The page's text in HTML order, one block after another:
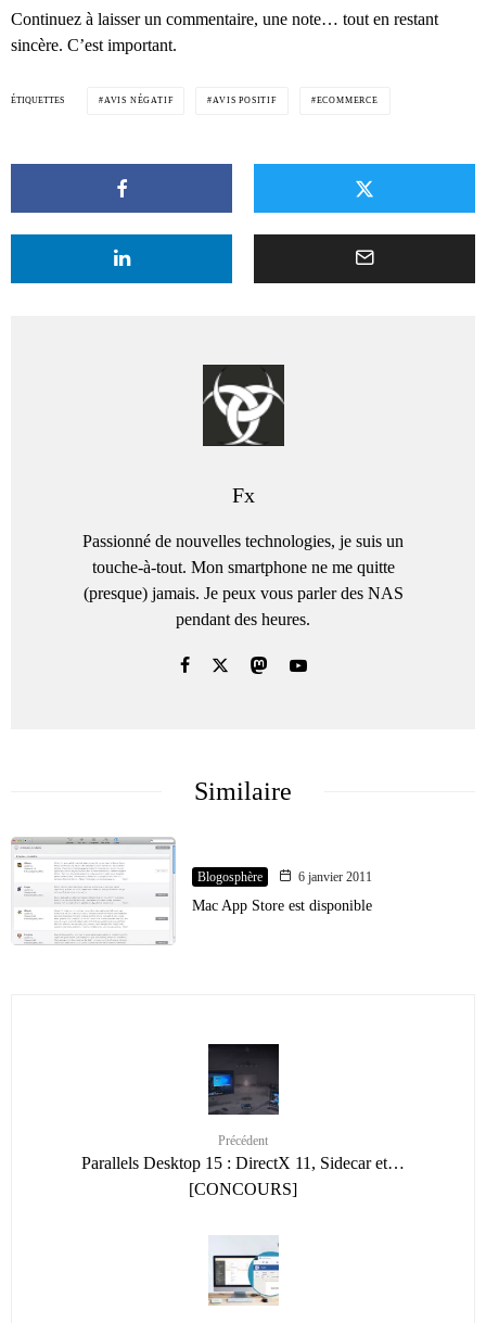
Continuez à laisser un commentaire, une note… tout en restant
sincère. C’est important.
ÉTIQUETTES AVIS NÉGATIF AVIS POSITIF ECOMMERCE
Fx
Passionné de nouvelles technologies, je suis un
touche-à-tout. Mon smartphone ne me quitte
(presque) jamais. Je peux vous parler des NAS
pendant des heures.
Similaire
Blogosphère 6 janvier 2011
Mac App Store est disponible
Précédent
Parallels Desktop 15 : DirectX 11, Sidecar et…
[CONCOURS]